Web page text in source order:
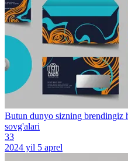
Butun dunyo sizning brendingiz
sovg'alari
33
2024 yil 5 aprel